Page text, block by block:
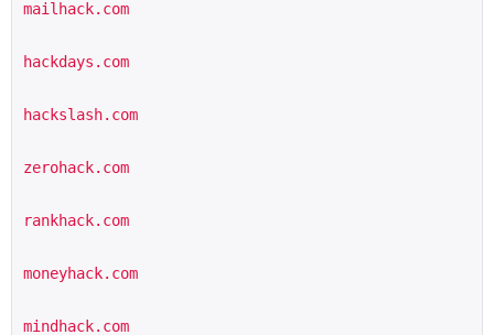
mailhack.com
hackdays.com
hackslash.com
zerohack.com
rankhack.com
moneyhack.com
mindhack.com